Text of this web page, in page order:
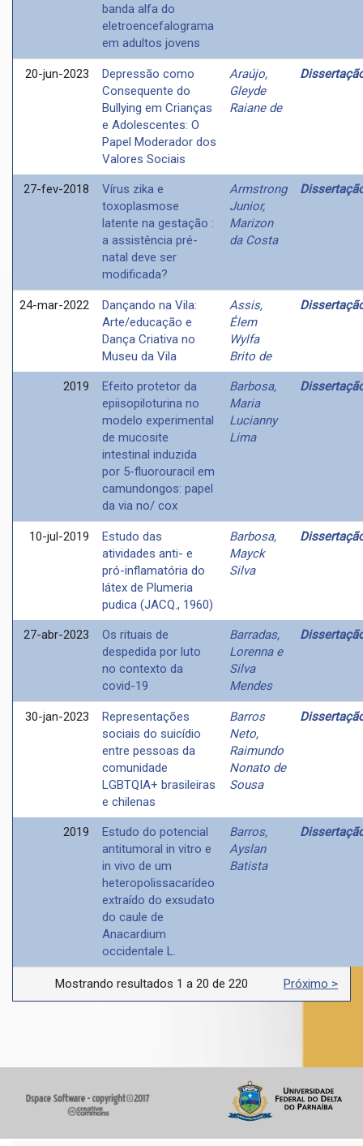
banda alfa do
eletroencefalograma
em adultos jovens
20-jun-2023
Depressão como
Consequente do
Bullying em Crianças
e Adolescentes: O
Papel Moderador dos
Valores Sociais
Araújo,
Gleyde
Raiane de
27-fev-2018
Vírus zika e
toxoplasmose
latente na gestação :
a assistência pré-
natal deve ser
modificada?
Armstrong
Junior,
Marizon
da Costa
24-mar-2022
Dançando na Vila:
Arte/educação e
Dança Criativa no
Museu da Vila
Assis,
Élem
Wylfa
Brito de
2019
Efeito protetor da
epiisopiloturina no
modelo experimental
de mucosite
intestinal induzida
por 5-fluorouracil em
camundongos: papel
da via no/ cox
Barbosa,
Maria
Lucianny
Lima
10-jul-2019
Estudo das
atividades anti- e
pró-inflamatória do
látex de Plumeria
pudica (JACQ., 1960)
Barbosa,
Mayck
Silva
27-abr-2023
Os rituais de
despedida por luto
no contexto da
covid-19
Barradas,
Lorenna e
Silva
Mendes
30-jan-2023
Representações
sociais do suicídio
entre pessoas da
comunidade
LGBTQIA+ brasileiras
e chilenas
Barros
Neto,
Raimundo
Nonato de
Sousa
2019
Estudo do potencial
antitumoral in vitro e
in vivo de um
heteropolissacarídeo
extraído do exsudato
do caule de
Anacardium
occidentale L.
Barros,
Ayslan
Batista
Mostrando resultados 1 a 20 de 220 Próximo >